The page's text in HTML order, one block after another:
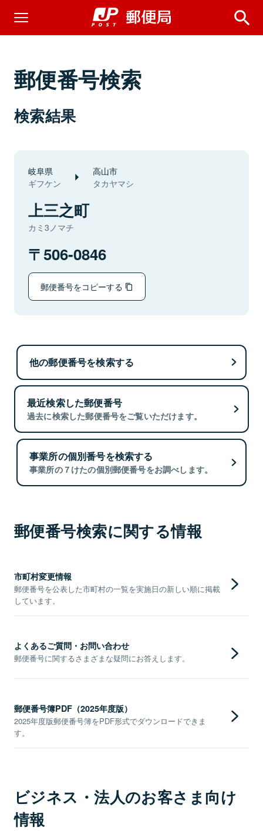
郵便番号検索
検索結果
岐阜県
ギフケン
高山市
タカヤマシ
上三之町
カミ3ノマチ
506-0846
郵便番号をコピーする
他の郵便番号を検索する
最近検索した郵便番号
過去に検索した郵便番号をご覧いただけます。
事業所の個別番号を検索する
事業所の７けたの個別郵便番号をお調べします。
郵便番号検索に関する情報
市町村変更情報
郵便番号を公表した市町村の一覧を実施日の新しい順に掲載
しています。
よくあるご質問・お問い合わせ
郵便番号に関するさまざまな疑問にお答えします。
郵便番号簿PDF（2025年度版）
2025年度版郵便番号簿をPDF形式でダウンロードできま
す。
ビジネス・法人のお客さま向け
情報